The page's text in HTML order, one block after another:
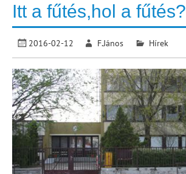
Itt a fűtés,hol a fűtés?
2016-02-12 F.János Hírek